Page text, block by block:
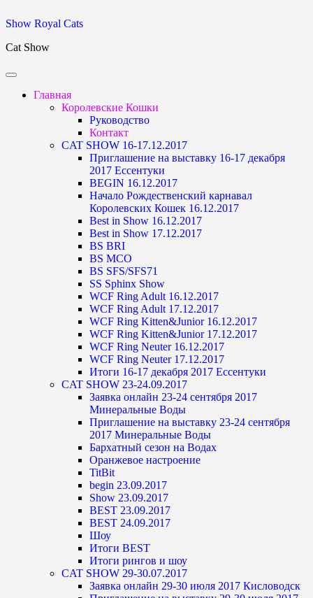
Skip
content
Show Royal Cats
Cat Show
Главная
Королевские Кошки
Руководство
Контакт
CAT SHOW 16-17.12.2017
Приглашение на выставку 16-17 декабря
2017 Ессентуки
BEGIN 16.12.2017
Начало Рождественский карнавал
Королевских Кошек 16.12.2017
Best in Show 16.12.2017
Best in Show 17.12.2017
BS BRI
BS MCO
BS SFS/SFS71
SS Sphinx Show
WCF Ring Adult 16.12.2017
WCF Ring Adult 17.12.2017
WCF Ring Kitten&Junior 16.12.2017
WCF Ring Kitten&Junior 17.12.2017
WCF Ring Neuter 16.12.2017
WCF Ring Neuter 17.12.2017
Итоги 16-17 декабря 2017 Ессентуки
CAT SHOW 23-24.09.2017
Заявка онлайн 23-24 сентября 2017
Минеральные Воды
Приглашение на выставку 23-24 сентября
2017 Минеральные Воды
Бархатный сезон на Водах
Оранжевое настроение
TitBit
begin 23.09.2017
Show 23.09.2017
BEST 23.09.2017
BEST 24.09.2017
Шоу
Итоги BEST
Итоги рингов и шоу
CAT SHOW 29-30.07.2017
Заявка онлайн 29-30 июля 2017 Кисловодск